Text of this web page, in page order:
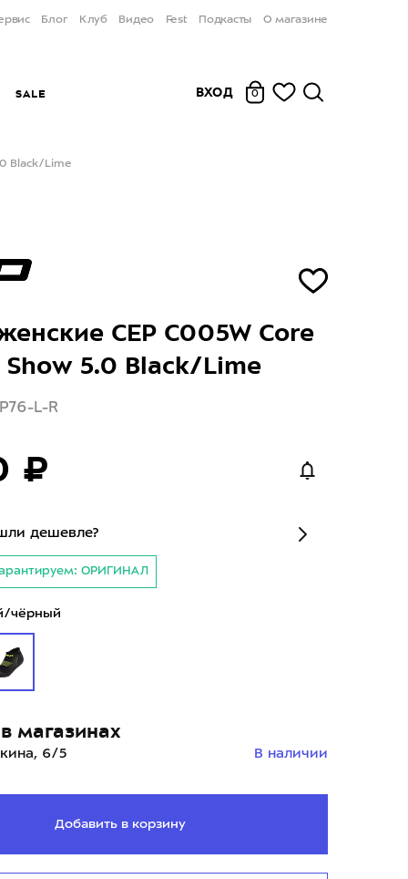
Блог Клуб Видео Fest Подкасты О магазине
SALE ВХОД 0
Black/Lime
CEP C005W Core
Show 5.0 Black/Lime
L-R
₽
дешевле?
ОРИГИНАЛ
чёрный
магазинах
6/5 В наличии
Добавить в корзину